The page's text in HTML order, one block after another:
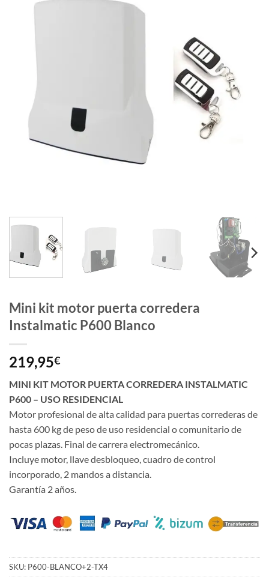
Mini kit motor puerta corredera
Instalmatic P600 Blanco
219,95€
MINI KIT MOTOR PUERTA CORREDERA INSTALMATIC
P600 – USO RESIDENCIAL
Motor profesional de alta calidad para puertas correderas de
hasta 600 kg de peso de uso residencial o comunitario de
pocas plazas. Final de carrera electromecánico.
Incluye motor, llave desbloqueo, cuadro de control
incorporado, 2 mandos a distancia.
Garantía 2 años.
SKU: P600-BLANCO+2-TX4